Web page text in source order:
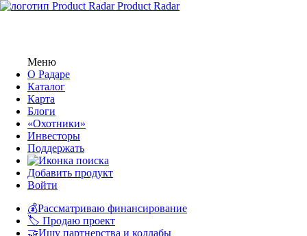
Product Radar
Меню
О Радаре
Каталог
Карта
Блоги
«Охотники»
Инвесторы
Поддержать
Добавить продукт
Войти
💰Рассматриваю финансирование
🏷️ Продаю проект
🤝Ищу партнерства и коллабы